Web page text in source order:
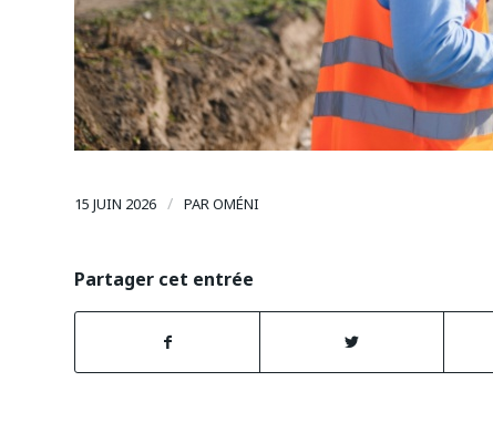
15 JUIN 2026 / PAROMÉNI
Partager cet entrée